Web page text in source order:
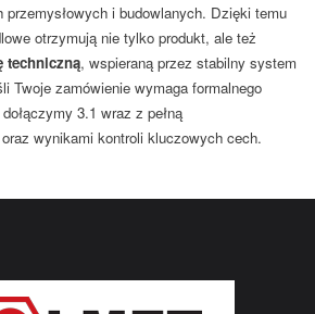
i budowlanych. Dzięki temu
otrzymują nie tylko produkt, ale też
techniczną, wspieraną przez stabilny system
Twoje zamówienie wymaga formalnego
3.1 wraz z pełną
wynikami kontroli kluczowych cech.